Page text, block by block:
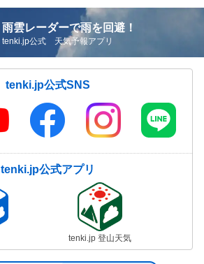
雨雲レーダーで雨を回避！
tenki.jp公式 天気予報アプリ
tenki.jp公式SNS
tenki.jp公式アプリ
tenki.jp 登山天気